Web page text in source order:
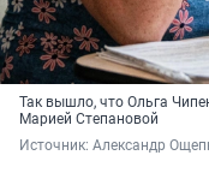
Так вышло, что Ольга
Марией Степановой
Источник: Александр